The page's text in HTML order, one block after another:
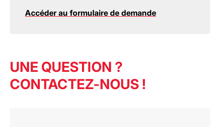
Accéder au formulaire de demande
UNE QUESTION ?
CONTACTEZ-NOUS !